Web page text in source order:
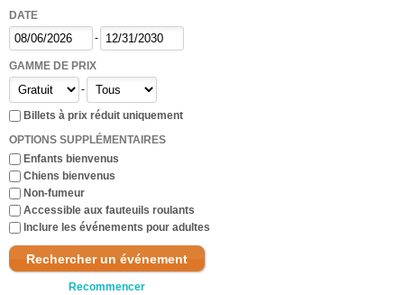
DATE
-
GAMME DE PRIX
-
Billets à prix réduit uniquement
OPTIONS SUPPLÉMENTAIRES
Enfants bienvenus
Chiens bienvenus
Non-fumeur
Accessible aux fauteuils roulants
Inclure les événements pour adultes
Rechercher un événement
Recommencer